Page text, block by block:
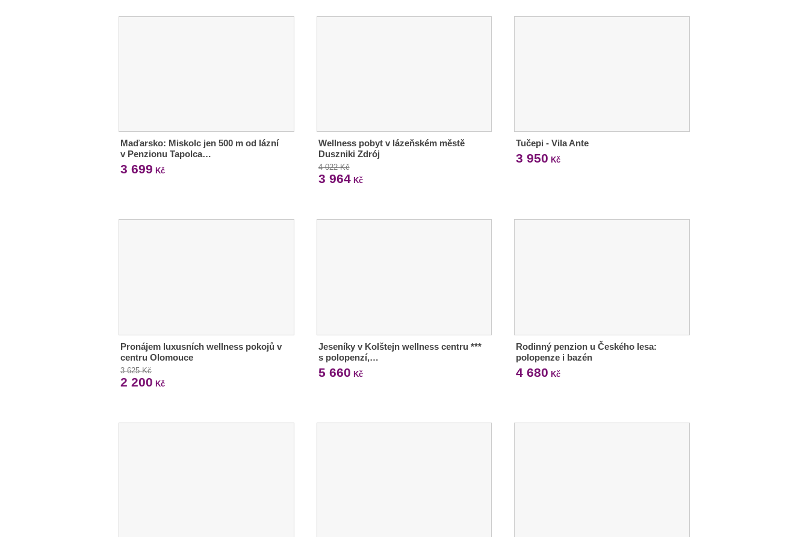
Maďarsko: Miskolc jen 500 m od lázní
v Penzionu Tapolca…
3 699 Kč
Wellness pobyt v lázeňském městě
Duszniki Zdrój
4 022 Kč
3 964Kč
Tučepi - Vila Ante
3 950 Kč
Pronájem luxusních wellness pokojů v
centru Olomouce
3 625 Kč
2 200 Kč
Jeseníky v Kolštejn wellness centru ***
s polopenzí,…
5 660 Kč
Rodinný penzion u Českého lesa:
polopenze i bazén
4 680 Kč